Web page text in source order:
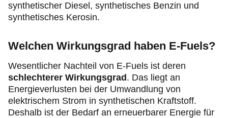
synthetischer Diesel, synthetisches Benzin und
synthetisches Kerosin.
Welchen Wirkungsgrad haben E-Fuels?
Wesentlicher Nachteil von E-Fuels ist deren
schlechterer Wirkungsgrad . Das liegt an
Energieverlusten bei der Umwandlung von
elektrischem Strom in synthetischen Kraftstoff.
Deshalb ist der Bedarf an erneuerbarer Energie für